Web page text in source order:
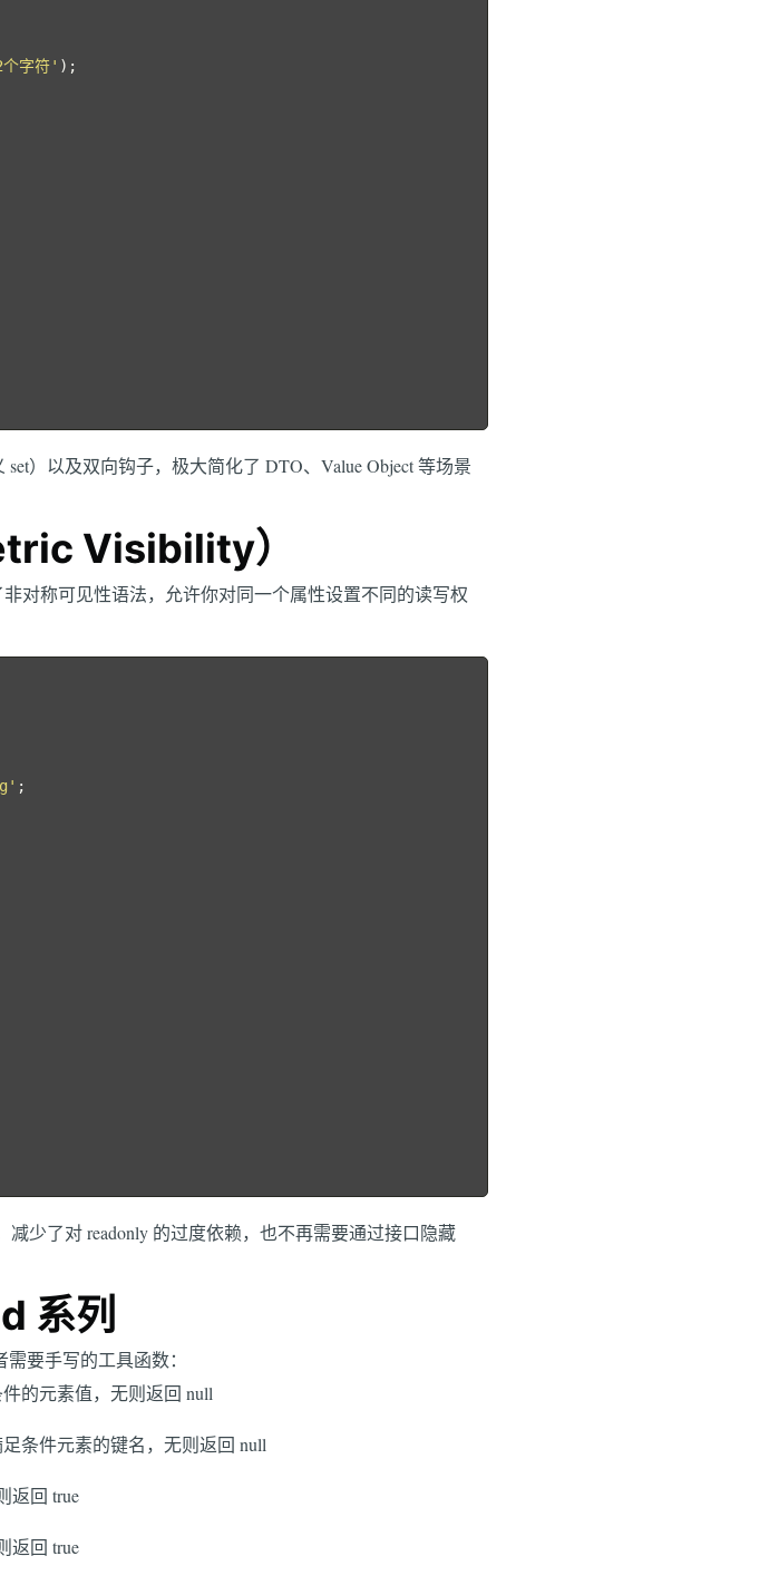
个字符' );
）以及双向钩子，极大简化了 DTO、Value Object 等场景
Visibility）
对称可见性语法，允许你对同一个属性设置不同的读写权
;
少了对 readonly 的过度依赖，也不再需要通过接口隐藏
系列
要手写的工具函数：
的元素值，无则返回 null
条件元素的键名，无则返回 null
返回 true
返回 true